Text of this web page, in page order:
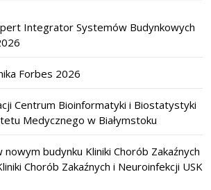
Integrator Systemów Budynkowych
Forbes 2026
Centrum Bioinformatyki i Biostatystyki
Medycznego w Białymstoku
budynku Kliniki Chorób Zakaźnych
Chorób Zakaźnych i Neuroinfekcji USK